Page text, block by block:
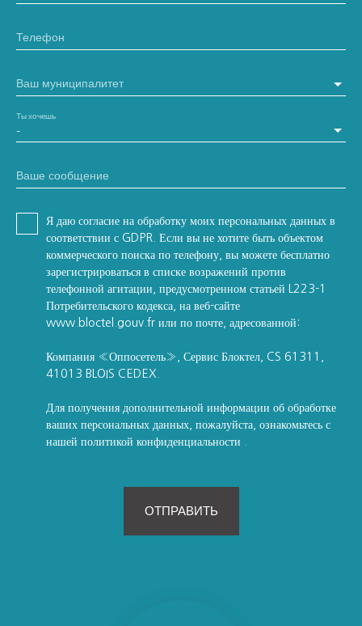
Телефон
Ваш муниципалитет
-
Ты хочешь
Ваше сообщение
Я даю согласие на обработку моих персональных данных в
соответствии с GDPR. Если вы не хотите быть объектом
коммерческого поиска по телефону, вы можете бесплатно
зарегистрироваться в списке возражений против
телефонной агитации, предусмотренном статьей L223-1
Потребительского кодекса, на веб-сайте
www.bloctel.gouv.fr или по почте, адресованной:
Компания «Оппосетель», Сервис Блоктел, CS 61311,
41013 BLOIS CEDEX.
Для получения дополнительной информации об обработке
ваших персональных данных, пожалуйста, ознакомьтесь с
нашей политикой конфиденциальности
ОТПРАВИТЬ